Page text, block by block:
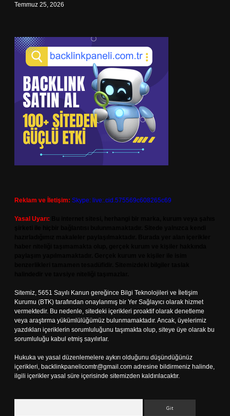
Temmuz 25, 2026
Reklam ve İletişim: Skype: live:.cid.575569c608265c69
Yasal Uyarı:
Sitemiz, 5651 Sayılı Kanun gereğince Bilgi Teknolojileri ve İletişim
Kurumu (BTK) tarafından onaylanmış bir Yer Sağlayıcı olarak hizmet
vermektedir. Bu nedenle, sitedeki içerikleri proaktif olarak denetleme
veya araştırma yükümlülüğümüz bulunmamaktadır. Ancak, üyelerimiz
yazdıkları içeriklerin sorumluluğunu taşımakta olup, siteye üye olarak bu
sorumluluğu kabul etmiş sayılırlar.
Hukuka ve yasal düzenlemelere aykırı olduğunu düşündüğünüz
içerikleri, backlinkpanelicomtr@gmail.com adresine bildirmeniz halinde,
ilgili içerikler yasal süre içerisinde sitemizden kaldırılacaktır.